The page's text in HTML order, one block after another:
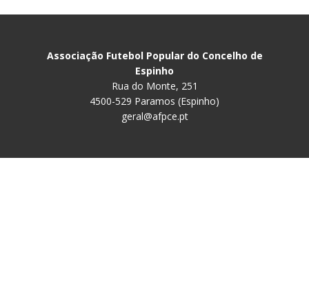
Associação Futebol Popular do Concelho de
Espinho
Rua do Monte, 251
4500-529 Paramos (Espinho)
geral@afpce.pt